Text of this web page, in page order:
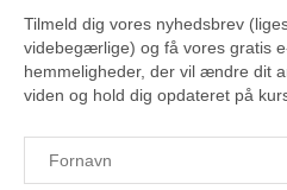
Tilmeld dig vores nyhedsbrev
videbegærlige) og få vores gratis
hemmeligheder, der vil ændre dit
viden og hold dig opdateret på